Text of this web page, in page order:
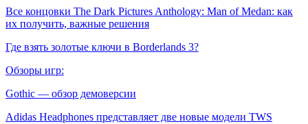
Все концовки The Dark Pictures Anthology: Man of Medan: как
их получить, важные решения
Где взять золотые ключи в Borderlands 3?
Обзоры игр:
Gothic — обзор демоверсии
Adidas Headphones представляет две новые модели TWS